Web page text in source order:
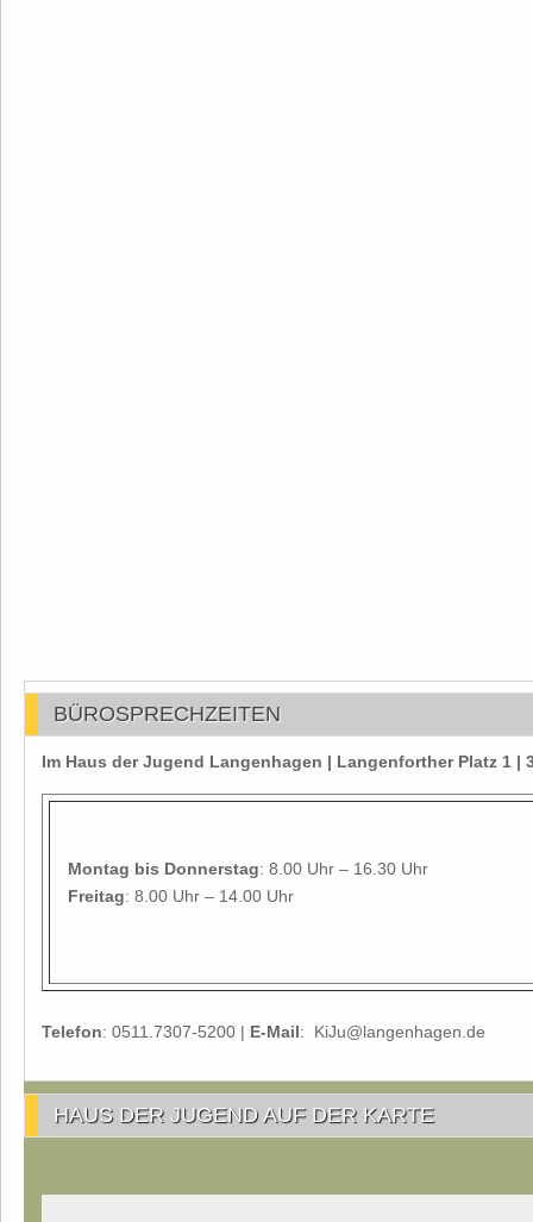
BÜROSPRECHZEITEN
Im Haus der Jugend Langenhagen | Langenforther Platz 1 |
Montag bis Donnerstag: 8.00 Uhr – 16.30 Uhr
Freitag: 8.00 Uhr – 14.00 Uhr
Telefon: 0511.7307-5200 | E-Mail: KiJu@langenhagen.de
HAUS DER JUGEND AUF DER KARTE